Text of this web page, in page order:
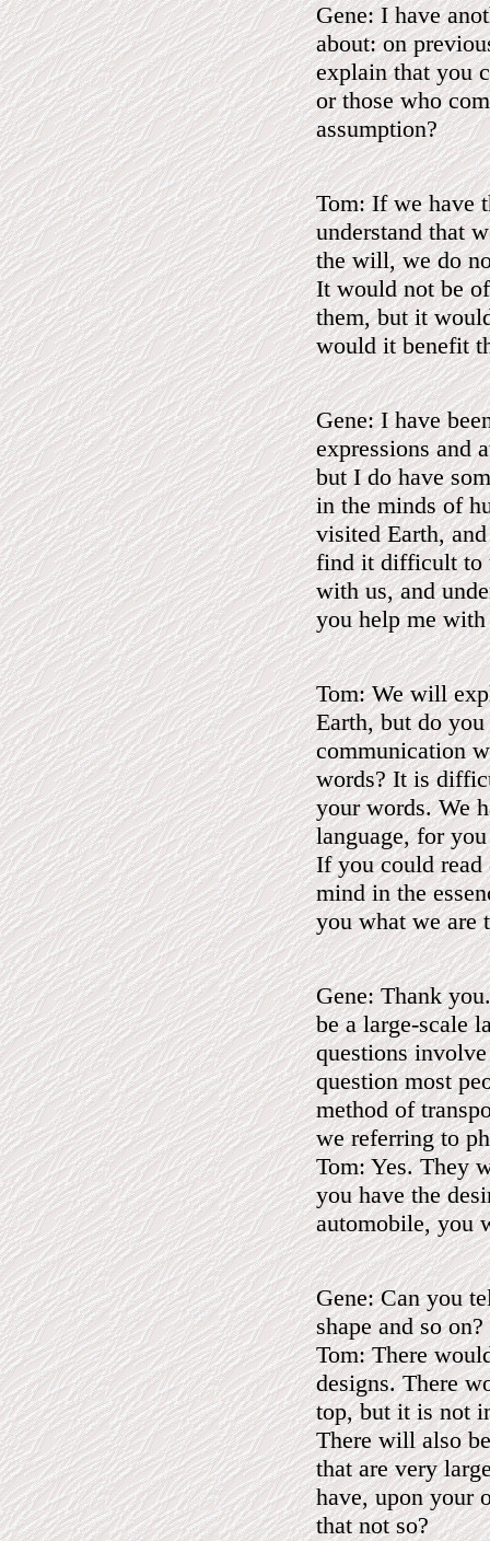
Gene: I have
about: on
explain that you
or those who
assumption?
Tom: If we have
understand that
the will, we do
It would not be
them, but it
would it benefit
Gene: I have
expressions and
but I do have
in the minds of
visited Earth,
find it difficult to
with us, and
you help me
Tom: We will
Earth, but do
communication
words? It is
your words. We
language, for
If you could
mind in the
you what we
Gene: Thank
be a large-scale
questions
question most
method of
we referring to
Tom: Yes. They
you have the
automobile, you
Gene: Can you
shape and so
Tom: There
designs. There
top, but it is not
There will also
that are very
have, upon your
that not so?